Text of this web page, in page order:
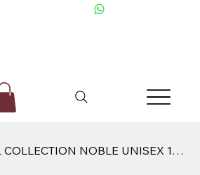
ORIENTICA ROYAL COLLECTION NOBLE UNISEX 100ML EDP ORIENTICA